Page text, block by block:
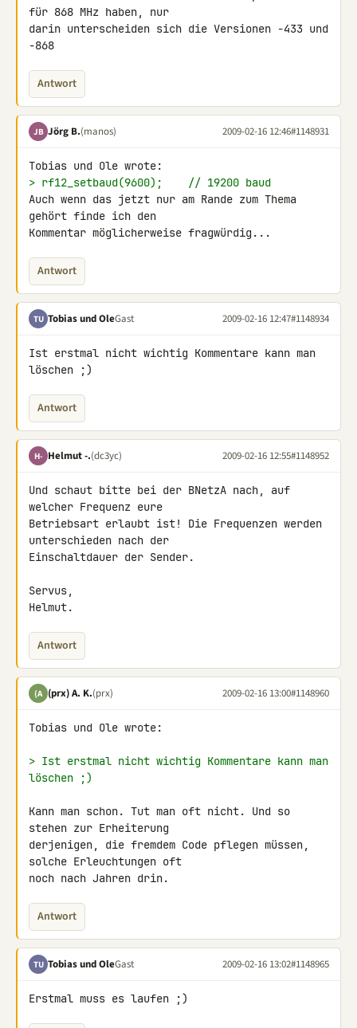
für 868 MHz haben, nur
darin unterscheiden sich die Versionen -433 und
-868
Antwort
JB Jörg B.(manos) 2009-02-16 12:46#1148931
> rf12_setbaud(9600);    // 19200 baud
Auch wenn das jetzt nur am Rande zum Thema
gehört finde ich den
Kommentar möglicherweise fragwürdig...
Antwort
TU Tobias und OleGast 2009-02-16 12:47#1148934
Ist erstmal nicht wichtig Kommentare kann man
löschen ;)
Antwort
H- Helmut -.(dc3yc) 2009-02-16 12:55#1148952
Und schaut bitte bei der BNetzA nach, auf
welcher Frequenz eure
Betriebsart erlaubt ist! Die Frequenzen werden
unterschieden nach der
Einschaltdauer der Sender.
Servus,
Helmut.
Antwort
(A (prx) A. K.(prx) 2009-02-16 13:00#1148960
Tobias und Ole wrote:
> Ist erstmal nicht wichtig Kommentare kann man
löschen ;)
Kann man schon. Tut man oft nicht. Und so
stehen zur Erheiterung
derjenigen, die fremdem Code pflegen müssen,
solche Erleuchtungen oft
noch nach Jahren drin.
Antwort
TU Tobias und OleGast 2009-02-16 13:02#1148965
Erstmal muss es laufen ;)